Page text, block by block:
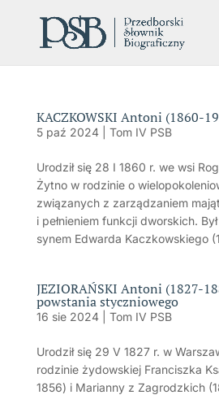
KACZKOWSKI Antoni (1860-
5 paź 2024| Tom IV PSB
Urodził się 28 I 1860 r. we wsi
Żytno w rodzinie o
związanych z zarządzaniem
i pełnieniem funkcji dworskich.
synem Edwarda Kaczkowskiego
JEZIORAŃSKI Antoni (1827-
powstania styczniowego
16 sie 2024| Tom IV PSB
Urodził się 29 V 1827 r. w
rodzinie żydowskiej Franciszka
1856) i Marianny z Zagrodzkich